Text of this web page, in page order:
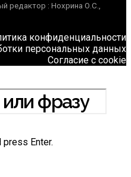
редактор : Нохрина О.С.,
конфиденциальности
персональных данных
Согласие с cookie
Enter.